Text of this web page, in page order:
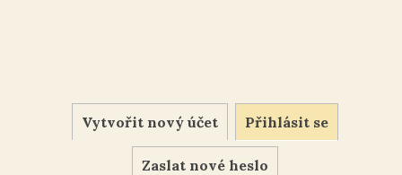
Vytvořit nový účet Přihlásit se
Zaslat nové heslo